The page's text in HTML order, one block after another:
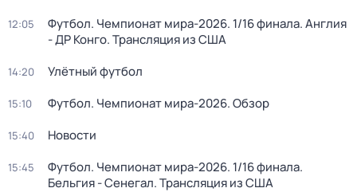
12:05
Футбол. Чемпионат мира-2026. 1/16 финала. Англия
- ДР Конго. Трансляция из США
14:20 Улётный футбол
15:10 Футбол. Чемпионат мира-2026. Обзор
15:40 Новости
15:45
Футбол. Чемпионат мира-2026. 1/16 финала.
Бельгия - Сенегал. Трансляция из США